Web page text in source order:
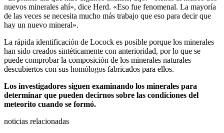
nuevos minerales ahí», dice Herd. «Eso fue fenomenal. La mayoría
de las veces se necesita mucho más trabajo que eso para decir que
hay un nuevo mineral».
La rápida identificación de Locock es posible porque los minerales
han sido creados sintéticamente con anterioridad, por lo que se
puede comprobar la composición de los minerales naturales
descubiertos con sus homólogos fabricados para ellos.
Los investigadores siguen examinando los minerales para
determinar que pueden decirnos sobre las condiciones del
meteorito cuando se formó.
noticias relacionadas